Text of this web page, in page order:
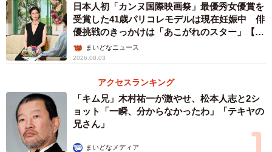
国際問題が発生した場合ずっとそのような態度を繰り返し
ているが、欧米の死角を突くように自らの利益獲得を目指
した行動を取り続けている。今回のウクライナ情勢も例外
ではない。ロシアがとる行動から中国は学び、それを東ア
ジアで援用してくることは間違いないだろう。
日本人初「カンヌ国際映画祭」最優秀女優賞を
受賞した41歳パリコレモデルは現在妊娠中 俳
優挑戦のきっかけは「あこがれのスター」【徹
子の部屋】
まいどなニュース
2026.08.03
アクセスランキング
「キム兄」木村祐一が激やせ、松本人志と2シ
ョット「一瞬、分からなかったわ」「テキヤの
兄さん」
まいどなメディア